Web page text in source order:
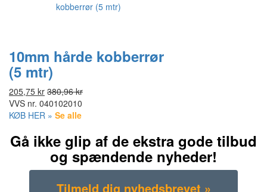
10mm hårde kobberrør
(5 mtr)
205,75 kr 380,96 kr
VVS nr. 040102010
KØB HER » Se alle
Gå ikke glip af de ekstra gode tilbud
og spændende nyheder!